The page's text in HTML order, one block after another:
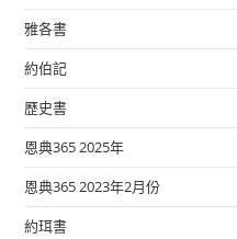
雅各書
約伯記
歷史書
恩典365 2025年
恩典365 2023年2月份
約珥書